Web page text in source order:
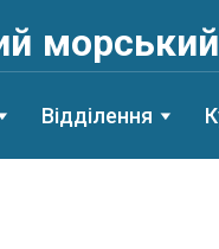
Відділення